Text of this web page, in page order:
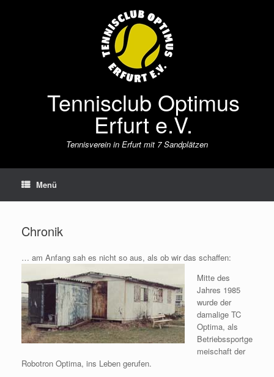
Tennisclub Optimus
Erfurt e.V.
Tennisverein in Erfurt mit 7 Sandplätzen
Menü
Chronik
… am Anfang sah es nicht so aus, als ob wir das schaffen:
Mitte des
Jahres 1985
wurde der
damalige TC
Optima, als
Betriebssportge
meischaft der
Robotron Optima, ins Leben gerufen.